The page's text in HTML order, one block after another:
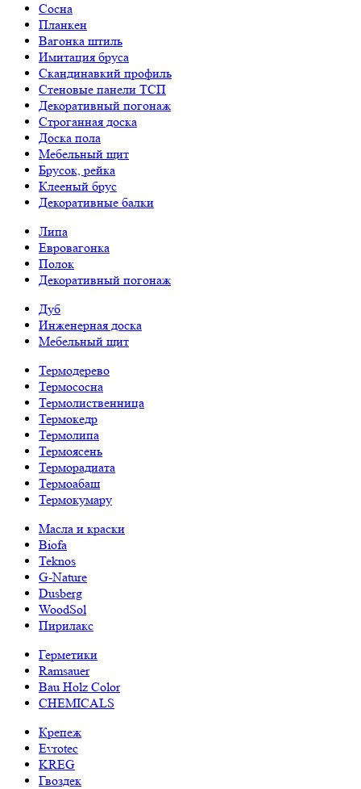
Сосна
Планкен
Вагонка штиль
Имитация бруса
Скандинавкий профиль
Стеновые панели ТСП
Декоративный погонаж
Строганная доска
Доска пола
Мебельный щит
Брусок, рейка
Клееный брус
Декоративные балки
Липа
Евровагонка
Полок
Декоративный погонаж
Дуб
Инженерная доска
Мебельный щит
Термодерево
Термососна
Термолиственница
Термокедр
Термолипа
Термоясень
Терморадиата
Термоабаш
Термокумару
Масла и краски
Biofa
Teknos
G-Nature
Dusberg
WoodSol
Пирилакс
Герметики
Ramsauer
Bau Holz Color
CHEMICALS
Крепеж
Evrotec
KREG
Гвоздек